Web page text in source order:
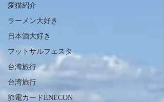
愛猫紹介
ラーメン大好き
日本酒大好き
フットサルフェスタ
台湾旅行
台湾旅行
節電カードENECON